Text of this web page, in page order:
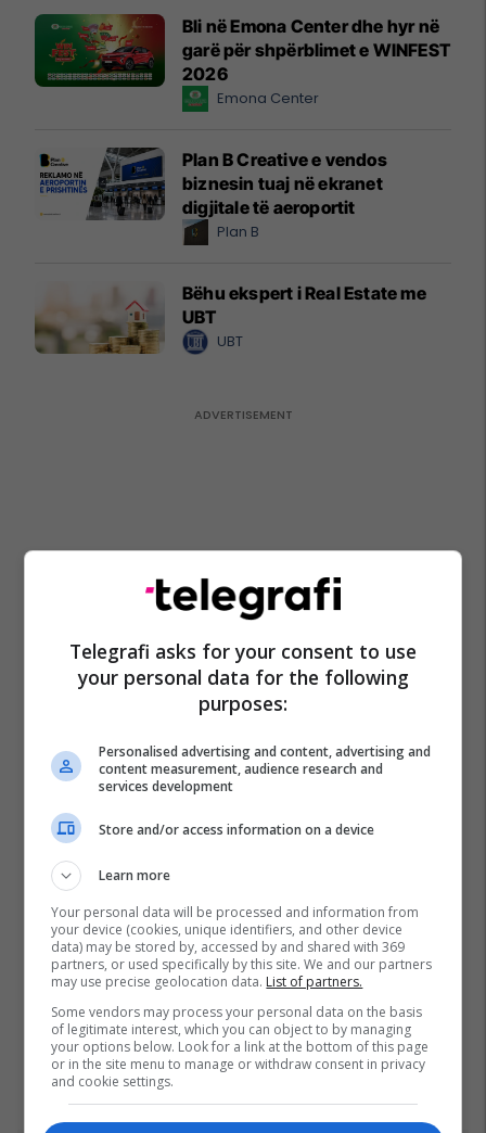
Bli në Emona Center dhe hyr në
garë për shpërblimet e WINFEST
2026
Emona Center
Plan B Creative e vendos
biznesin tuaj në ekranet
digjitale të aeroportit
Plan B
Bëhu ekspert i Real Estate me
UBT
UBT
Telegrafi asks for your consent to use
your personal data for the following
purposes:
Personalised advertising and content, advertising and
content measurement, audience research and
services development
Store and/or access information on a device
Learn more
Your personal data will be processed and information from
your device (cookies, unique identifiers, and other device
data) may be stored by, accessed by and shared with 369
partners, or used specifically by this site. We and our partners
may use precise geolocation data. List of partners.
Some vendors may process your personal data on the basis
of legitimate interest, which you can object to by managing
your options below. Look for a link at the bottom of this page
or in the site menu to manage or withdraw consent in privacy
and cookie settings.